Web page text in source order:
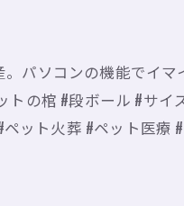
パソコンの機能でイ
の棺 #段ボール #サ
ット火葬 #ペット医療